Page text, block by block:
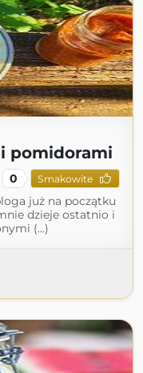
pomidorami
0 Smakowite
już na początku
dzieje ostatnio i
(...)